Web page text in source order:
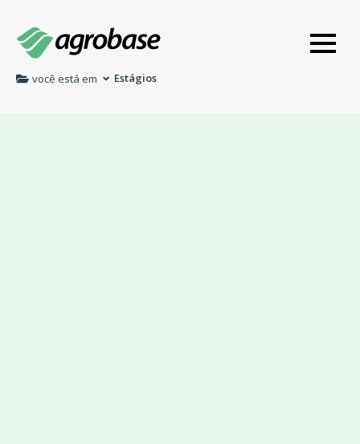
você está em Estágios